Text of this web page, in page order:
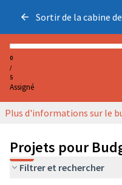
Sortir de la cabine
0
/
5
Assigné
Plus d'informations sur le
Projets pour
Filtrer et rechercher